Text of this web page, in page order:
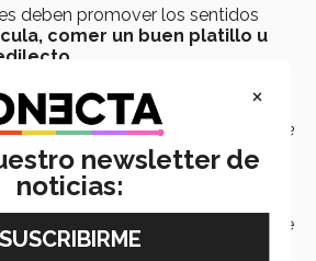
deben promover los sentidos
comer un buen platillo u
las vas probando una al día,
entonces una especie de
tu capacidad sensorial para poderte
de elementos valiosos que
muy gravosos de estrés
Fernández, quien es docente
delInstituto Milton H.
×
newsletter de
noticias: